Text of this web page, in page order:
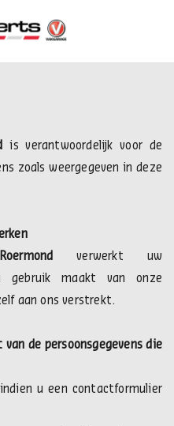
is verantwoordelijk voor de
zoals weergegeven in deze
verwerkt uw
gebruik maakt van onze
aan ons verstrekt.
de persoonsgegevens die
u een contactformulier